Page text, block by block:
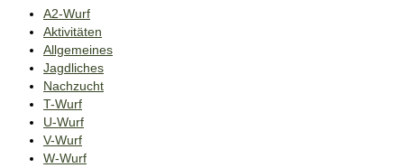
A2-Wurf
Aktivitäten
Allgemeines
Jagdliches
Nachzucht
T-Wurf
U-Wurf
V-Wurf
W-Wurf